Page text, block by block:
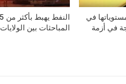
في
في أزمة
المباحثات بين